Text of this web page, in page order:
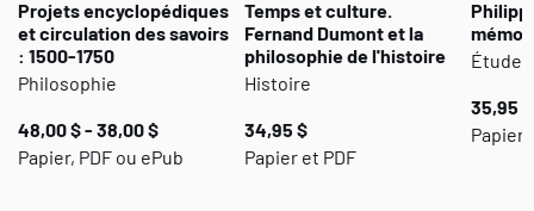
(traduction de Catherine Broué), Michel Ducharme, Michel
Fournier, André Gervais, Julien Goyette, Claude La Charité, Yvan
Lamonde, Hélène Marcotte, Dominique Marquis, Jean Morency,
Mathieu Noël, Jean-François Rioux, Pierre Rioux, Jean-Claude
Simard et Catherine Sutton (traduction de Catherine Broué)
.
Projets encyclopédiques
et circulation des savoirs
: 1500-1750
Philosophie
48,00 $ - 38,00 $
Papier, PDF ou ePub
Temps et culture.
Fernand Dumont et la
philosophie de l'histoire
Histoire
34,95 $
Papier et PDF
35,95 $
Papier